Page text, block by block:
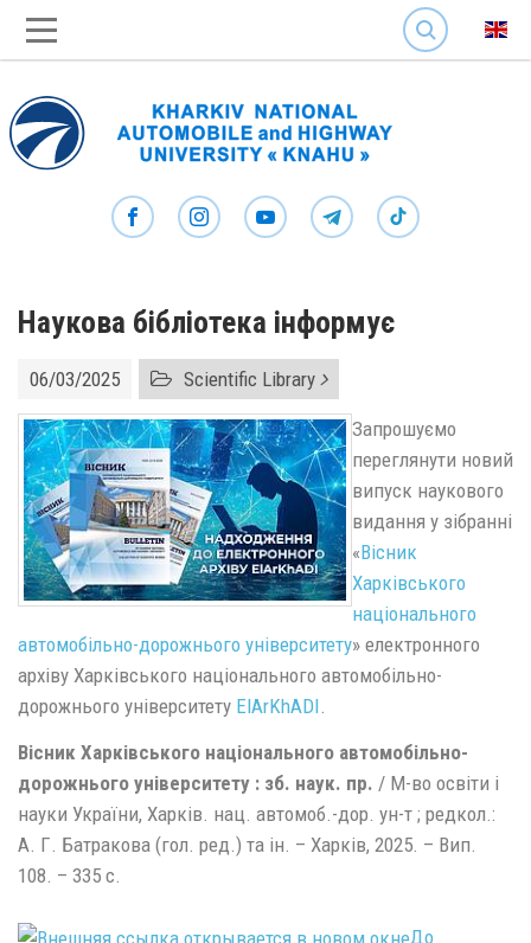
SEARCH
Наукова бібліотека інформує
06/03/2025 Scientific Library
Запрошуємо
переглянути новий
випуск наукового
видання у зібранні
«Вісник
Харківського
національного
автомобільно-дорожнього університету» електронного
архіву Харківського національного автомобільно-
дорожнього університету ElArKhADI.
Вiсник Харкiвського нацiонального автомобiльно-
дорожнього унiверситету : зб. наук. пр. / М-во освiти i
науки України, Харків. нац. автомоб.-дор. ун-т ; редкол.:
А. Г. Батракова (гол. ред.) та iн. – Харкiв, 2025. – Вип.
108. – 335 с.
До